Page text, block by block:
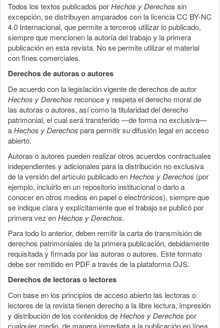
Todos los textos publicados porHechos y Derechos sin
excepción, se distribuyen amparados con la licencia CC BY-NC
4.0 Internacional, que permite a terceros utilizar lo publicado,
siempre que mencionen la autoría del trabajo y la primera
publicación en esta revista. No se permite utilizar el material
con fines comerciales.
Derechos de autoras o autores
De acuerdo con la legislación vigente de derechos de autor
Hechos y Derechos reconoce y respeta el derecho moral de
las autoras o autores, así como la titularidad del derecho
patrimonial, el cual será transferido —de forma no exclusiva—
aHechos y Derechos para permitir su difusión legal en acceso
abierto.
Autoras o autores pueden realizar otros acuerdos contractuales
independientes y adicionales para la distribución no exclusiva
de la versión del artículo publicado enHechos y Derechos (por
ejemplo, incluirlo en un repositorio institucional o darlo a
conocer en otros medios en papel o electrónicos), siempre que
se indique clara y explícitamente que el trabajo se publicó por
primera vez enHechos y Derechos.
Para todo lo anterior, deben remitir la carta de transmisión de
derechos patrimoniales de la primera publicación, debidamente
requisitada y firmada por las autoras o autores. Este formato
debe ser remitido en PDF a través de la plataforma OJS.
Derechos de lectoras o lectores
Con base en los principios de acceso abierto las lectoras o
lectores de la revista tienen derecho a la libre lectura, impresión
y distribución de los contenidos deHechos y Derechos por
cualquier medio, de manera inmediata a la publicación en línea